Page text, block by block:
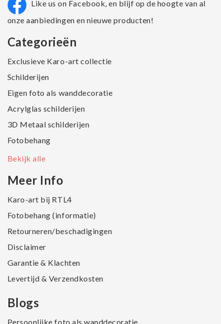
Like us on Facebook, en blijf op de hoogte van al
onze aanbiedingen en nieuwe producten!
Categorieën
Exclusieve Karo-art collectie
Schilderijen
Eigen foto als wanddecoratie
Acrylglas schilderijen
3D Metaal schilderijen
Fotobehang
Bekijk alle
Meer Info
Karo-art bij RTL4
Fotobehang (informatie)
Retourneren/beschadigingen
Disclaimer
Garantie & Klachten
Levertijd & Verzendkosten
Blogs
Persoonlijke foto als wanddecoratie